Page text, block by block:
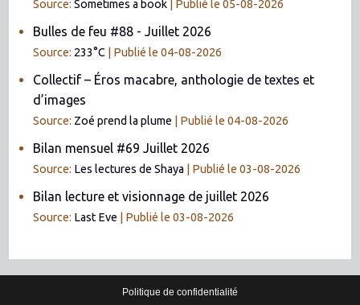
Source:Sometimes a book Publié le 05-08-2026
Bulles de feu #88 - Juillet 2026
Source: 233°C Publié le 04-08-2026
Collectif – Éros macabre, anthologie de textes et
d’images
Source: Zoé prend la plume Publié le 04-08-2026
Bilan mensuel #69 Juillet 2026
Source: Les lectures de Shaya Publié le 03-08-2026
Bilan lecture et visionnage de juillet 2026
Source: Last Eve Publié le 03-08-2026
Politique de confidentialité